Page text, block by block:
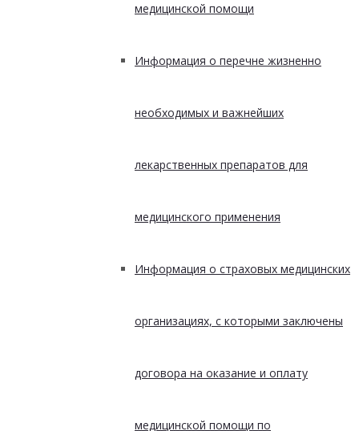
медицинской помощи
Информация о перечне жизненно
необходимых и важнейших
лекарственных препаратов для
медицинского применения
Информация о страховых медицинских
организациях, с которыми заключены
договора на оказание и оплату
медицинской помощи по